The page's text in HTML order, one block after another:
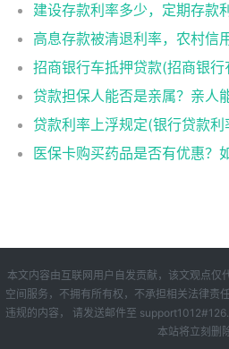
建设存款利率多少，定期存款
高息存款被清退利率，农村信
招商银行车抵押贷款(招商银行
贷款利率上浮规定(银行贷款利
本文内容由互联网用户自发贡献，该文观点仅
空间服务，不拥有所有权，不承担相关法律责
违规的内容， 请发送邮件至
本站将立刻删除